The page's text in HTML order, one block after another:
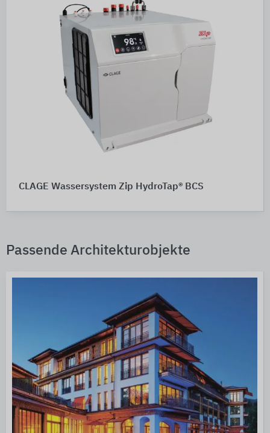
CLAGE Wassersystem Zip HydroTap® BCS
Passende Architekturobjekte